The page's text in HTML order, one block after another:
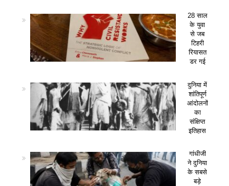
28 साल
के युवा
से जब
टिहरी
रियासत
डर गई
दुनिया में
शांतिपूर्ण
आंदोलनों
का
संक्षिप्त
इतिहास
गांधीजी
ने दुनिया
के सबसे
बड़े